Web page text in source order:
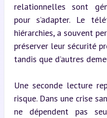
relationnelles sont
pour s’adapter. Le
hiérarchies, a souvent
préserver leur sécurité
tandis que d’autres
Une seconde lecture
risque. Dans une crise
ne dépendent pas